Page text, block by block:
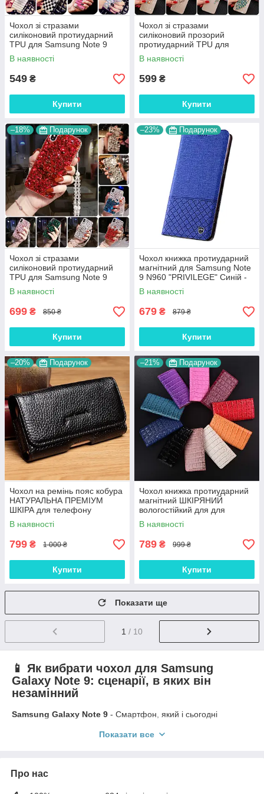
Чохол зі стразами
силіконовий протиударний
TPU для Samsung Note 9
N960 "WALL STAR"
В наявності
549 ₴
Купити
Чохол зі стразами
силіконовий прозорий
протиударний TPU для
Samsung Note 9 N960
"DIAMOND"
В наявності
599 ₴
Купити
–18% Подарунок
Чохол зі стразами
силіконовий протиударний
TPU для Samsung Note 9
N960 "SWAROV LUXURY"
В наявності
699 ₴ 850 ₴
Купити
–23% Подарунок
Чохол книжка протиударний
магнітний для Samsung Note
9 N960 "PRIVILEGE" Синій -
№1
В наявності
679 ₴ 879 ₴
Купити
–20% Подарунок
Чохол на ремінь пояс кобура
НАТУРАЛЬНА ПРЕМІУМ
ШКІРА для телефону
Samsung Note 9 N960
"FLOTAR"
В наявності
799 ₴ 1 000 ₴
Купити
–21% Подарунок
Чохол книжка протиударний
магнітний ШКІРЯНИЙ
вологостійкий для для
Samsung Note 9 N960
"LUXON"
В наявності
789 ₴ 999 ₴
Купити
Показати ще
1 / 10
📱 Як вибрати чохол для Samsung
Galaxy Note 9: сценарії, в яких він
незамінний
Samsung Galaxy Note 9 - Смартфон, який і сьогодні
Великий екран, зручний стілус та преміальний корпус
захисту.
Ось п'ять сценаріїв, у яких чохол не просто бажаний, а
Показати все
Про нас